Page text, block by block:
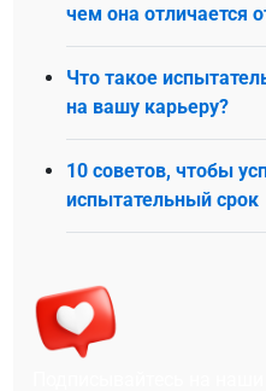
чем она отличается
Что такое
на вашу карьеру?
10 советов, чтобы
испытательный срок